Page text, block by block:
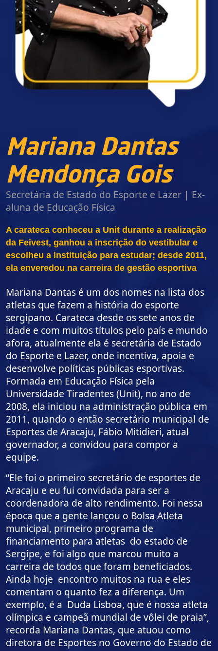
Mariana Dantas
Mendonça Gois
Secretária de Estado do Esporte e Lazer | Ex-
aluna de Educação Física
A carateca conheceu a Unit durante a realização
da Feivest, ganhou a inscrição do vestibular e
escolheu a instituição para estudar; desde 2011,
ela enveredou na carreira de gestão esportiva
Mariana Dantas é um dos nomes na lista dos
atletas que fazem a história do esporte
sergipano. Carateca desde os sete anos de
idade e com muitos títulos pelo país e mundo
afora, atualmente ela é secretária de Estado
do Esporte e Lazer, onde incentiva, apoia e
desenvolve políticas públicas esportivas.
Formada em Educação Física pela
Universidade Tiradentes (Unit), no ano de
2008, ela iniciou na administração pública em
2011, quando o então secretário municipal de
Esportes de Aracaju, Fábio Mitidieri, atual
governador, a convidou para compor a
equipe.
“Ele foi o primeiro secretário de esportes de
Aracaju e eu fui convidada para ser a
coordenadora de alto rendimento. Foi nessa
época que a gente lançou o Bolsa Atleta
municipal, primeiro programa de
financiamento para atletas do estado de
Sergipe, e foi algo que marcou muito a
carreira de todos que foram beneficiados.
Ainda hoje encontro muitos na rua e eles
comentam o quanto fez a diferença. Um
exemplo, é a Duda Lisboa, que é nossa atleta
olímpica e campeã mundial de vôlei de praia”,
recorda Mariana Dantas, que atuou como
diretora de Esportes no Governo do Estado de